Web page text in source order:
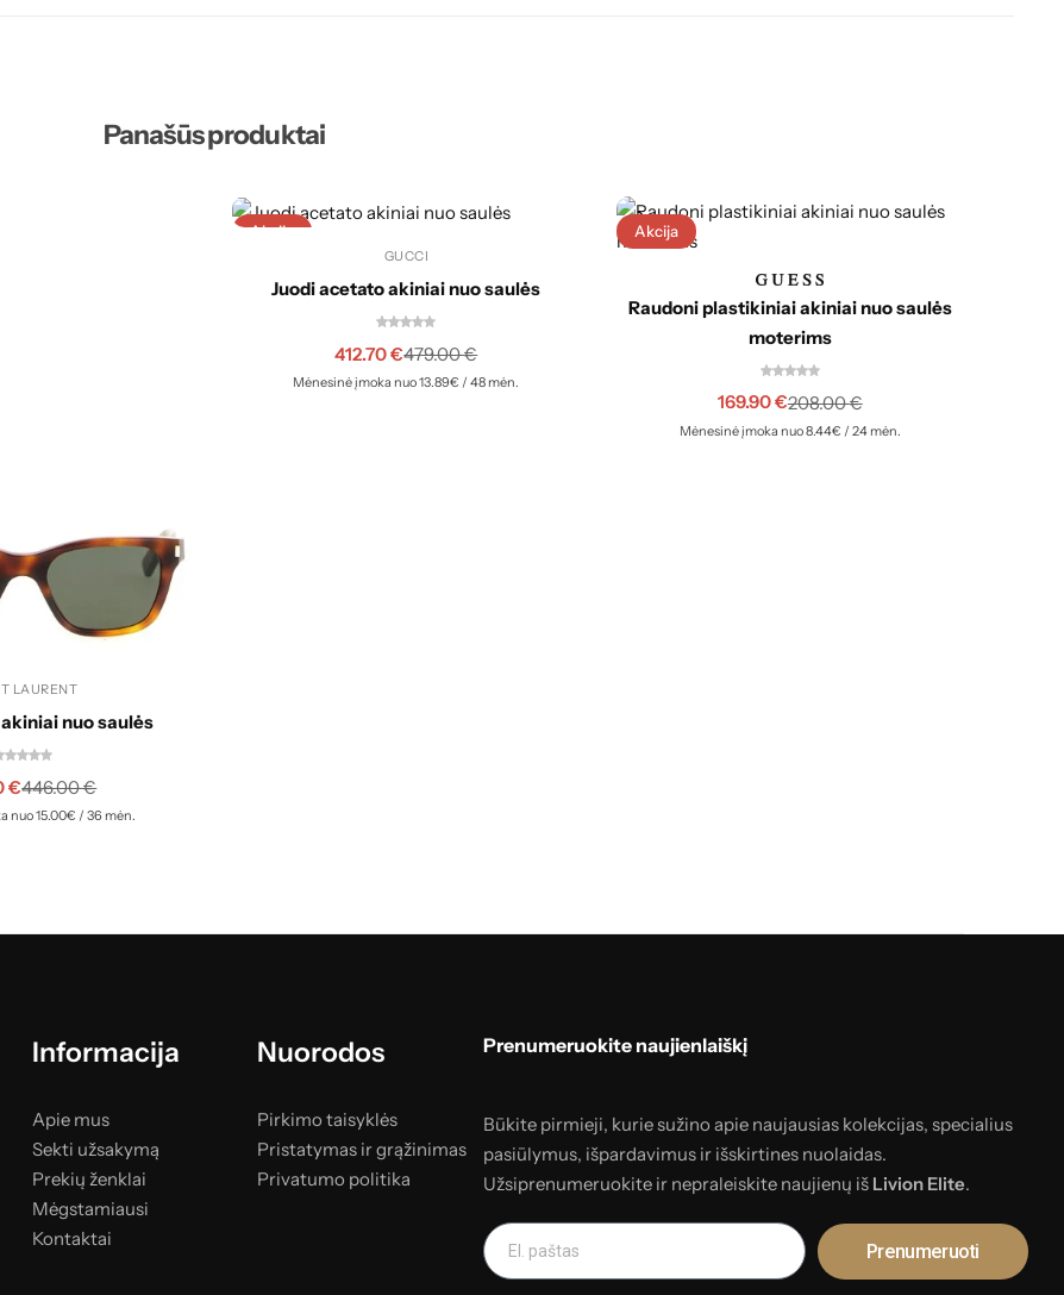
Panašūs produktai
LAURENT
nuo saulės
446.00€
€
nuo 15.00€ / 36 mėn.
Akcija
GUCCI
Juodi acetato akiniai nuo saulės
479.00€
412.70€
Mėnesinė įmoka nuo 13.89€ / 48 mėn.
Akcija
Raudoni plastikiniai akiniai nuo saulės
moterims
208.00€
169.90€
Mėnesinė įmoka nuo 8.44€ / 24 mėn.
Informacija
Apie mus
Sekti užsakymą
Prekių ženklai
Mėgstamiausi
Kontaktai
Nuorodos
Pirkimo taisyklės
Pristatymas ir grąžinimas
Privatumo politika
Prenumeruokite naujienlaiškį
Būkite pirmieji, kurie sužino apie naujausias kolekcijas, specialius
pasiūlymus, išpardavimus ir išskirtines nuolaidas.
Užsiprenumeruokite ir nepraleiskite naujienų iš Livion Elite.
Prenumeruoti